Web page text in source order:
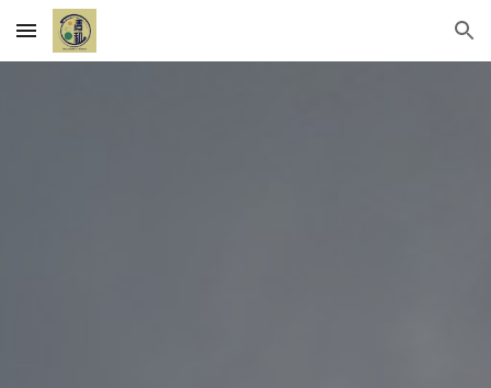
Skip to main content Skip to navigation